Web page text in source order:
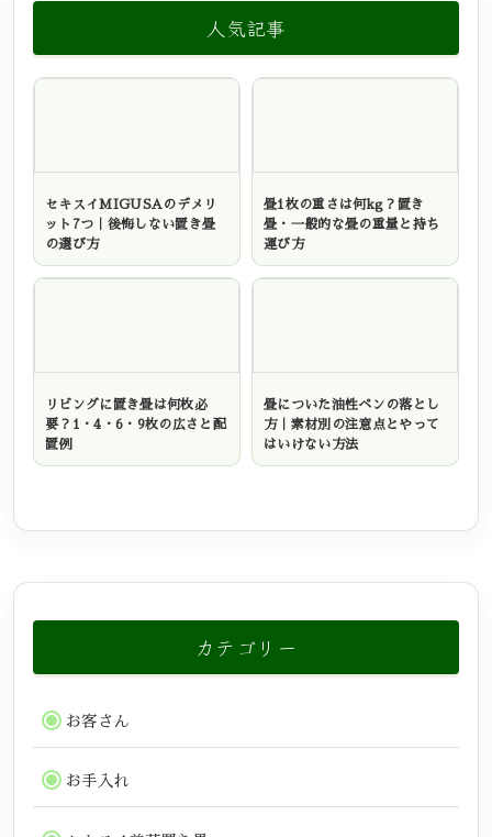
人気記事
セキスイMIGUSAのデメリ
ット7つ｜後悔しない置き畳
の選び方
畳1枚の重さは何kg？置き
畳・一般的な畳の重量と持ち
運び方
リビングに置き畳は何枚必
要？1・4・6・9枚の広さと配
置例
畳についた油性ペンの落とし
方｜素材別の注意点とやって
はいけない方法
カテゴリー
お客さん
お手入れ